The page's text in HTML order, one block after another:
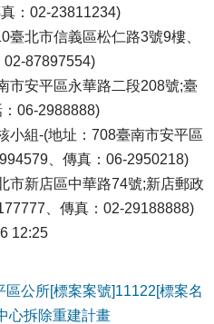
：02-23811234)
北市信義區松仁路3號9樓、
02-87897554)
市安平區永華路二段208號;臺
06-2988888)
小組-(地址：708臺南市安平區
、傳真：06-2950218)
市新店區中華路74號;新店郵政
、傳真：02-29188888)
12:25
公所[標案案號]11122[標案名
心拆除重建計畫